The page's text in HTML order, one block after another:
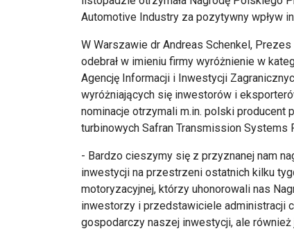
Automotive Industry za pozytywny wpływ
W Warszawie dr Andreas Schenkel,
odebrał w imieniu firmy wyróżnienie w
Agencję Informacji i Inwestycji
wyróżniających się inwestorów i
nominacje otrzymali m.in. polski producent
turbinowych Safran Transmission Systems
- Bardzo cieszymy się z przyznanej nam
inwestycji na przestrzeni ostatnich kilku
motoryzacyjnej, którzy uhonorowali nas
inwestorzy i przedstawiciele administracji
gospodarczy naszej inwestycji, ale również